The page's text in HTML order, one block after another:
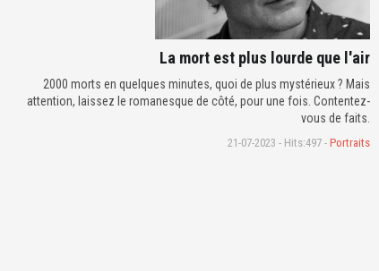
La mort est plus lourde que l'air
2000 morts en quelques minutes, quoi de plus mystérieux ? Mais
attention, laissez le romanesque de côté, pour une fois. Contentez-
vous de faits.
21-07-2023 - Hits:497 - Portraits